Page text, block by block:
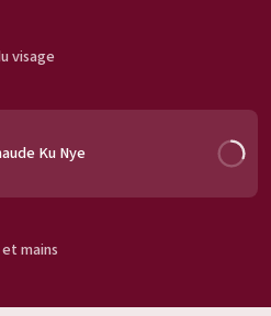
visage
Ku Nye
mains